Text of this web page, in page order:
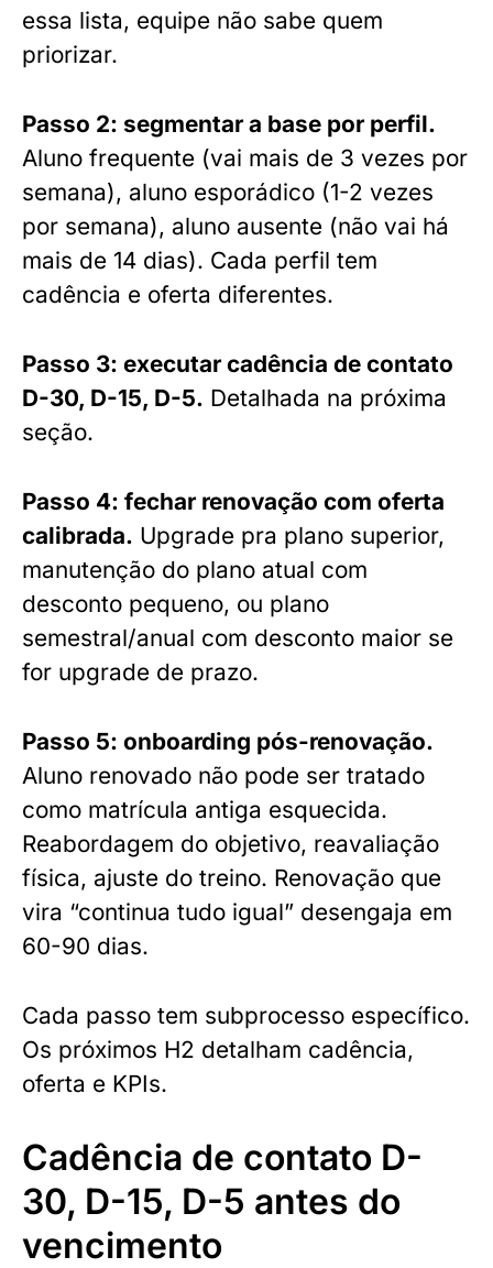
essa lista, equipe não sabe quem
priorizar.
Passo 2: segmentar a base por perfil.
Aluno frequente (vai mais de 3 vezes por
semana), aluno esporádico (1-2 vezes
por semana), aluno ausente (não vai há
mais de 14 dias). Cada perfil tem
cadência e oferta diferentes.
Passo 3: executar cadência de contato
D-30, D-15, D-5. Detalhada na próxima
seção.
Passo 4: fechar renovação com oferta
calibrada. Upgrade pra plano superior,
manutenção do plano atual com
desconto pequeno, ou plano
semestral/anual com desconto maior se
for upgrade de prazo.
Passo 5: onboarding pós-renovação.
Aluno renovado não pode ser tratado
como matrícula antiga esquecida.
Reabordagem do objetivo, reavaliação
física, ajuste do treino. Renovação que
vira “continua tudo igual” desengaja em
60-90 dias.
Cada passo tem subprocesso específico.
Os próximos H2 detalham cadência,
oferta e KPIs.
Cadência de contato D-
30, D-15, D-5 antes do
vencimento